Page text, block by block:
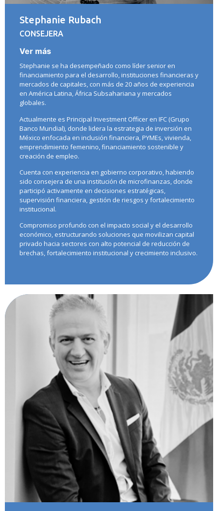
Stephanie Rubach
CONSEJERA
Ver más
Stephanie se ha desempeñado como líder senior en
financiamiento para el desarrollo, instituciones financieras y
mercados de capitales, con más de 20 años de experiencia
en América Latina, África Subsahariana y mercados
globales.
Actualmente es Principal Investment Oﬃcer en IFC (Grupo
Banco Mundial), donde lidera la estrategia de inversión en
México enfocada en inclusión financiera, PYMEs, vivienda,
emprendimiento femenino, financiamiento sostenible y
creación de empleo.
Cuenta con experiencia en gobierno corporativo, habiendo
sido consejera de una institución de microfinanzas, donde
participó activamente en decisiones estratégicas,
supervisión financiera, gestión de riesgos y fortalecimiento
institucional.
Compromiso profundo con el impacto social y el desarrollo
económico, estructurando soluciones que movilizan capital
privado hacia sectores con alto potencial de reducción de
brechas, fortalecimiento institucional y crecimiento inclusivo.